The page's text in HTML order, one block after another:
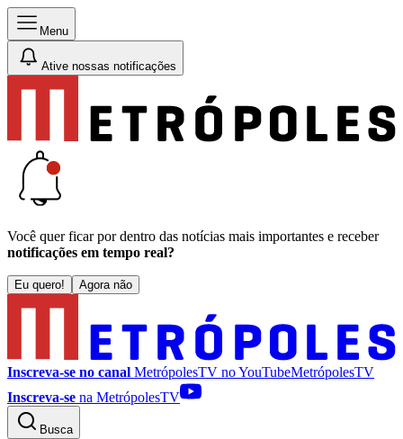
Menu
Ative nossas notificações
Você quer ficar por dentro das notícias mais importantes e receber
notificações em tempo real?
Eu quero! Agora não
Inscreva-se no canal MetrópolesTV noYouTubeMetrópolesTV
Inscreva-se na MetrópolesTV
Busca